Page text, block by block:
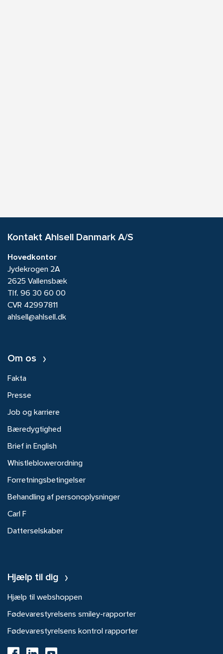
Kontakt Ahlsell Danmark A/S
Hovedkontor
Jydekrogen 2A
2625 Vallensbæk
Tlf. 96 30 60 00
CVR 42997811
ahlsell@ahlsell.dk
Om os
Fakta
Presse
Job og karriere
Bæredygtighed
Brief in English
Whistleblowerordning
Forretningsbetingelser
Behandling af personoplysninger
Carl F
Datterselskaber
Hjælp til dig
Hjælp til webshoppen
Fødevarestyrelsens smiley-rapporter
Fødevarestyrelsens kontrol rapporter